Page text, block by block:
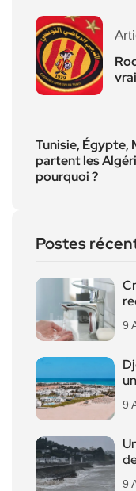
Tunisie, Égypte,
partent les
pourquoi ?
Postes
9
9
9